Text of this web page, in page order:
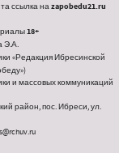
ссылка наzapobedu21.ru
18+
Э.А.
«Редакция Ибресинской
и массовых коммуникаций
район, пос. Ибреси, ул.